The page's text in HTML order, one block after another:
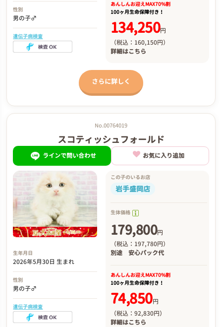
性別
男の子♂
遺伝子病検査
あんしんお迎えMAX70%割
100ヶ月生命保障付き！
134,250円
（税込：160,150円）
詳細はこちら
さらに詳しく
No.00764019
スコティッシュフォールド
ラインで問い合わせ お気に入り追加
生年月日
2026年5月30日 生まれ
性別
男の子♂
遺伝子病検査
この子のいるお店
岩手盛岡店
生体価格
179,800円
（税込：197,780円）
別途 安心パック代
あんしんお迎えMAX70%割
100ヶ月生命保障付き！
74,850円
（税込：92,830円）
詳細はこちら